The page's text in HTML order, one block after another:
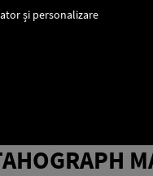
și personalizare